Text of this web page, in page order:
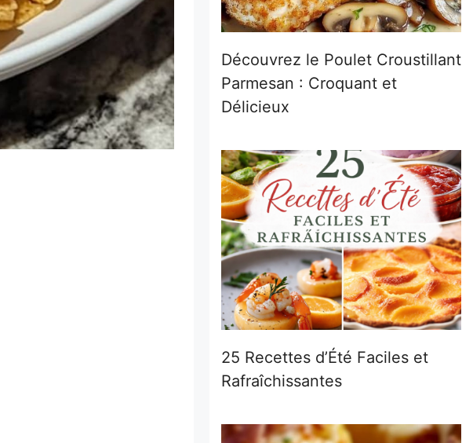
Découvrez le Poulet Croustillant
Parmesan : Croquant et
Délicieux
25 Recettes d’Été Faciles et
Rafraîchissantes